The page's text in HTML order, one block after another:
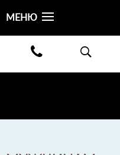
БЕСПЛАТНАЯ ДОСТАВКА КУРЬЕРОМ
МЕНЮ